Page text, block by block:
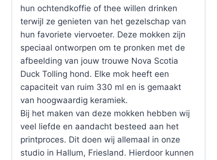
hun ochtendkoffie of thee willen drinken
terwijl ze genieten van het gezelschap van
hun favoriete viervoeter. Deze mokken zijn
speciaal ontworpen om te pronken met de
afbeelding van jouw trouwe Nova Scotia
Duck Tolling hond. Elke mok heeft een
capaciteit van ruim 330 ml en is gemaakt
van hoogwaardig keramiek.
Bij het maken van deze mokken hebben wij
veel liefde en aandacht besteed aan het
printproces. Dit doen wij allemaal in onze
studio in Hallum, Friesland. Hierdoor kunnen